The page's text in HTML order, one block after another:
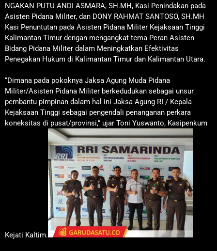
NGAKAN PUTU ANDI ASMARA, SH.MH, Kasi Penindakan pada
Asisten Pidana Militer, dan DONY RAHMAT SANTOSO, SH.MH
Kasi Penuntutan pada Asisten Pidana Militer Kejaksaan Tinggi
Kalimantan Timur dengan mengangkat tema Peran Asisten
Bidang Pidana Militer dalam Meningkatkan Efektivitas
Penegakan Hukum di Kalimantan Timur dan Kalimantan Utara.
“Dimana pada pokoknya Jaksa Agung Muda Pidana
Militer/Asisten Pidana Militer berkedudukan sebagai unsur
pembantu pimpinan dalam hal ini Jaksa Agung RI / Kepala
Kejaksaan Tinggi sebagai pengendali penanganan perkara
koneksitas di pusat/provinsi,” ujar Toni Yuswanto, Kasipenkum
Kejati Kaltim.